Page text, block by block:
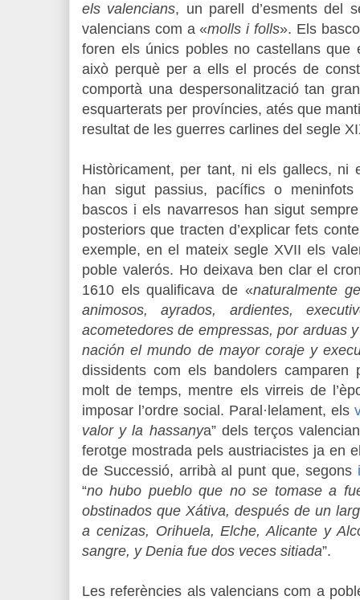
els valencians, un parell d’esments del
valencians com a «molls i folls». Els
foren els únics pobles no castellans
això perquè per a ells el procés de
comportà una despersonalització tan
esquarterats per províncies, atés que
resultat de les guerres carlines del segle
Històricament, per tant, ni els gallecs, ni
han sigut passius, pacífics o
bascos i els navarresos han sigut
posteriors que tracten d’explicar fets
exemple, en el mateix segle XVII els
poble valerós. Ho deixava ben clar el
1610 els qualificava de «naturalmente
animosos, ayrados, ardientes,
acometedores de empressas, por arduas
nación el mundo de mayor coraje y
dissidents com els bandolers camparen
molt de temps, mentre els virreis de
imposar l’ordre social. Paral·lelament, els
valor y la hassanya” dels terços
ferotge mostrada pels austriacistes ja en
de Successió, arribà al punt que, segons
“no hubo pueblo que no se tomase a
obstinados que Xátiva, después de un
a cenizas, Orihuela, Elche, Alicante y
sangre, y Denia fue dos veces sitiada”.
Les referències als valencians com a